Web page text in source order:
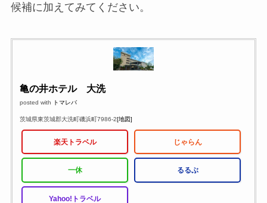
候補に加えてみてください。
亀の井ホテル 大洗
posted with トマレバ
茨城県東茨城郡大洗町磯浜町7986-2[地図]
楽天トラベル じゃらん
一休 るるぶ
Yahoo!トラベル